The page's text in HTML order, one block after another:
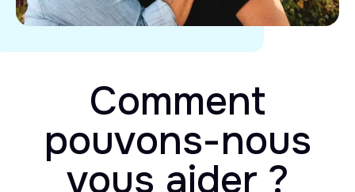
Comment
pouvons-nous
vous aider ?